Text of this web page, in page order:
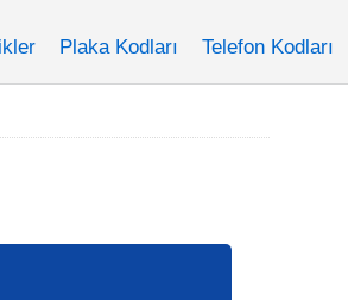
Plaka Kodları Telefon Kodları